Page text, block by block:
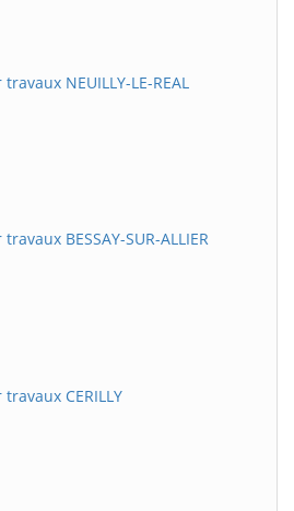
NEUILLY-LE-REAL
BESSAY-SUR-ALLIER
CERILLY